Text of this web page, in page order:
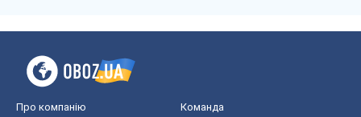
Про компанію Команда